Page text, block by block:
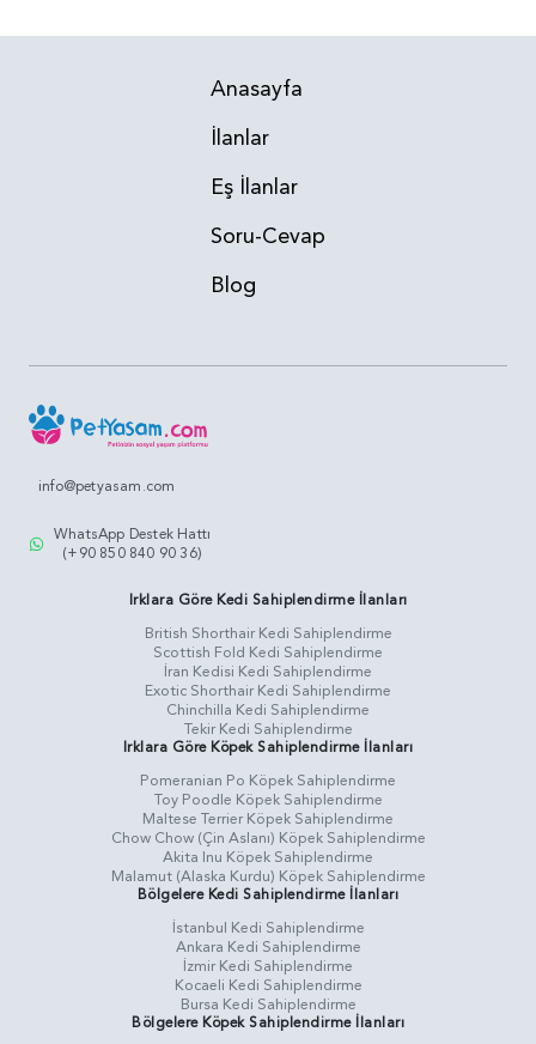
Anasayfa
İlanlar
Eş İlanlar
Soru-Cevap
Blog
info@petyasam.com
WhatsApp Destek Hattı
(+90 850 840 90 36)
Irklara Göre Kedi Sahiplendirme İlanları
British Shorthair Kedi Sahiplendirme
Scottish Fold Kedi Sahiplendirme
İran Kedisi Kedi Sahiplendirme
Exotic Shorthair Kedi Sahiplendirme
Chinchilla Kedi Sahiplendirme
Tekir Kedi Sahiplendirme
Irklara Göre Köpek Sahiplendirme İlanları
Pomeranian Po Köpek Sahiplendirme
Toy Poodle Köpek Sahiplendirme
Maltese Terrier Köpek Sahiplendirme
Chow Chow (Çin Aslanı) Köpek Sahiplendirme
Akita Inu Köpek Sahiplendirme
Malamut (Alaska Kurdu) Köpek Sahiplendirme
Bölgelere Kedi Sahiplendirme İlanları
İstanbul Kedi Sahiplendirme
Ankara Kedi Sahiplendirme
İzmir Kedi Sahiplendirme
Kocaeli Kedi Sahiplendirme
Bursa Kedi Sahiplendirme
Bölgelere Köpek Sahiplendirme İlanları